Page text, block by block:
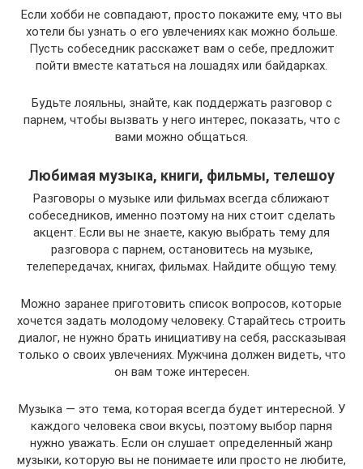
Если хобби не совпадают, просто покажите ему, что вы
хотели бы узнать о его увлечениях как можно больше.
Пусть собеседник расскажет вам о себе, предложит
пойти вместе кататься на лошадях или байдарках.
Будьте лояльны, знайте, как поддержать разговор с
парнем, чтобы вызвать у него интерес, показать, что с
вами можно общаться.
Любимая музыка, книги, фильмы, телешоу
Разговоры о музыке или фильмах всегда сближают
собеседников, именно поэтому на них стоит сделать
акцент. Если вы не знаете, какую выбрать тему для
разговора с парнем, остановитесь на музыке,
телепередачах, книгах, фильмах. Найдите общую тему.
Можно заранее приготовить список вопросов, которые
хочется задать молодому человеку. Старайтесь строить
диалог, не нужно брать инициативу на себя, рассказывая
только о своих увлечениях. Мужчина должен видеть, что
он вам тоже интересен.
Музыка — это тема, которая всегда будет интересной. У
каждого человека свои вкусы, поэтому выбор парня
нужно уважать. Если он слушает определенный жанр
музыки, которую вы не понимаете или просто не любите,